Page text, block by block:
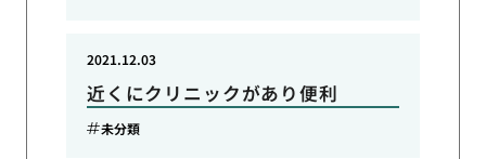
近くにクリニックがあり便利
2021.12.03
未分類